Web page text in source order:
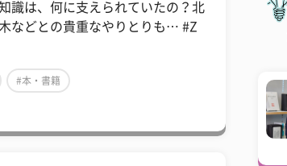
識は、何に支えられていたの？北
などとの貴重なやりとりも… #Z
#本・書籍